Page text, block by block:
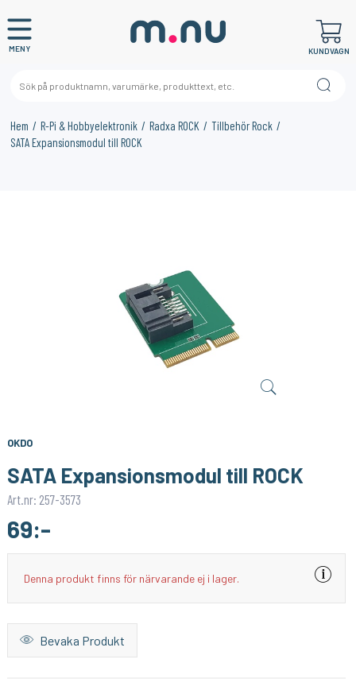
MENY KUNDVAGN
Hem R-Pi & Hobbyelektronik Radxa ROCK
Tillbehör Rock
SATA Expansionsmodul till ROCK
OKDO
SATA Expansionsmodul till ROCK
Art.nr: 257-3573
69:-
Denna produkt finns för närvarande ej i lager.
Bevaka Produkt